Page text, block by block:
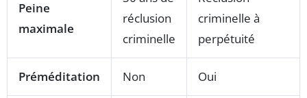
Peine
maximale
réclusion
criminelle
criminelle à
perpétuité
Préméditation Non Oui